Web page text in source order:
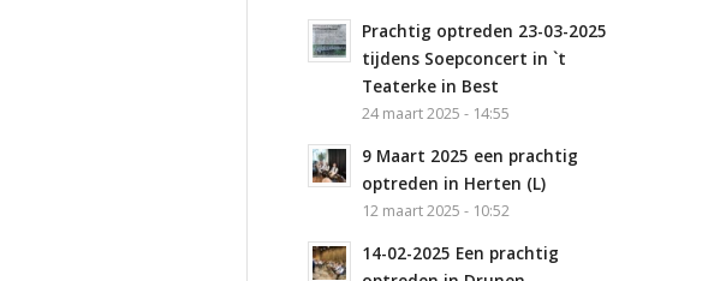
Prachtig optreden 23-03-2025
tijdens Soepconcert in `t
Teaterke in Best
24 maart 2025 - 14:55
9 Maart 2025 een prachtig
optreden in Herten (L)
12 maart 2025 - 10:52
14-02-2025 Een prachtig